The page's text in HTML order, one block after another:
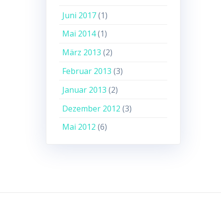
Juni 2017(1)
Mai 2014(1)
März 2013 (2)
Februar 2013 (3)
Januar 2013 (2)
Dezember 2012 (3)
Mai 2012 (6)